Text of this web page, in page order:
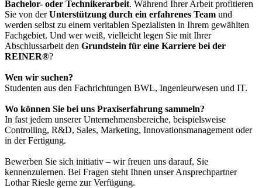
Bachelor- oder Technikerarbeit. Während Ihrer Arbeit profitieren
Sie von derUnterstützung durch ein erfahrenes Team und
werden selbst zu einem veritablen Spezialisten in Ihrem gewählten
Fachgebiet. Und wer weiß, vielleicht legen Sie mit Ihrer
Abschlussarbeit den Grundstein für eine Karriere bei der
REINER®?
Wen wir suchen?
Studenten aus den Fachrichtungen BWL, Ingenieurwesen und IT.
Wo können Sie bei uns Praxiserfahrung sammeln?
In fast jedem unserer Unternehmensbereiche, beispielsweise
Controlling, R&D, Sales, Marketing, Innovationsmanagement oder
in der Fertigung.
Bewerben Sie sich initiativ – wir freuen uns darauf, Sie
kennenzulernen. Bei Fragen steht Ihnen unser Ansprechpartner
Lothar Riesle gerne zur Verfügung.